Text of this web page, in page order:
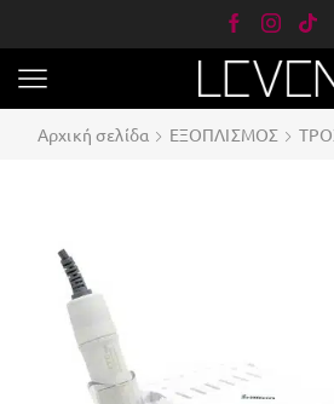
Αρχική σελίδα ΕΞΟΠΛΙΣΜΟΣ